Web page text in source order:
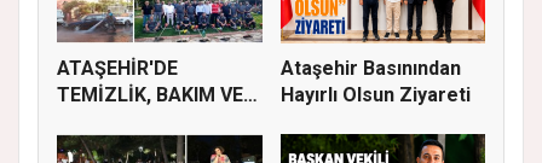
ATAŞEHİR'DE
TEMİZLİK, BAKIM VE
Ataşehir Basınından
Hayırlı Olsun Ziyareti